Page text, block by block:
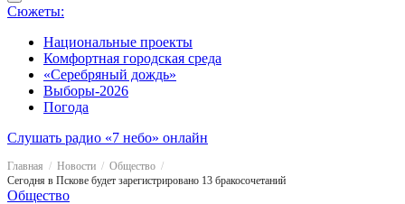
Сюжеты:
Национальные проекты
Комфортная городская среда
«Серебряный дождь»
Выборы-2026
Погода
Слушать радио «7 небо» онлайн
Главная Новости
Общество
Сегодня в Пскове будет зарегистрировано 13 бракосочетаний
Общество